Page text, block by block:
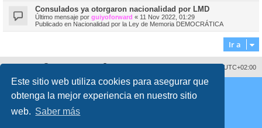
Este sitio web utiliza cookies para asegurar que
obtenga la mejor experiencia en nuestro sitio
web. Saber más
Consulados ya otorgaron nacionalidad por LMD
Último mensaje por guiyoforward « 11 Nov 2022, 01:29
Publicado en Nacionalidad por la Ley de Memoria DEMOCRÁTICA
Ir a
UTC+02:00
Copyright © 2008 - 2026 www.fororegistrocivil.es Todos los derechos reservados.
Desarrollado porphpBB® Forum Software © phpBB Limited
Traducción al español por
Styleproflatpor ©Mazeltof2017